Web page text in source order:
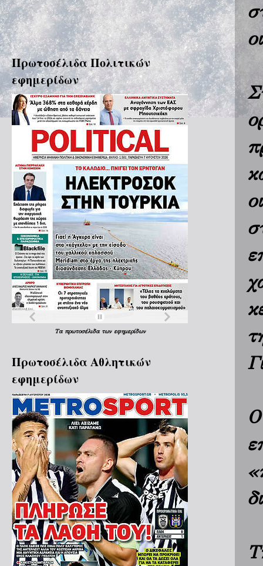
Πρωτοσέλιδα Πολιτικών
εφημερίδων
Τα πρωτοσέλιδα των εφημερίδων
Πρωτοσέλιδα Aθλητικών
εφημερίδων